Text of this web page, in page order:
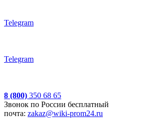
Telegram
Telegram
8 (800) 350 68 65
Звонок по России бесплатный
почта: zakaz@wiki-prom24.ru